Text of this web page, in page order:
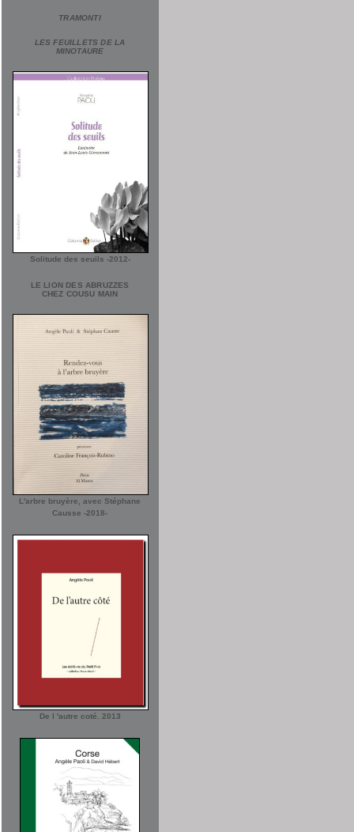
TRAMONTI
LES FEUILLETS DE LA
MINOTAURE
Solitude des seuils -2012-
LE LION DES ABRUZZES
CHEZ COUSU MAIN
L'arbre bruyère, avec Stéphane
Causse -2018-
De l 'autre coté. 2013